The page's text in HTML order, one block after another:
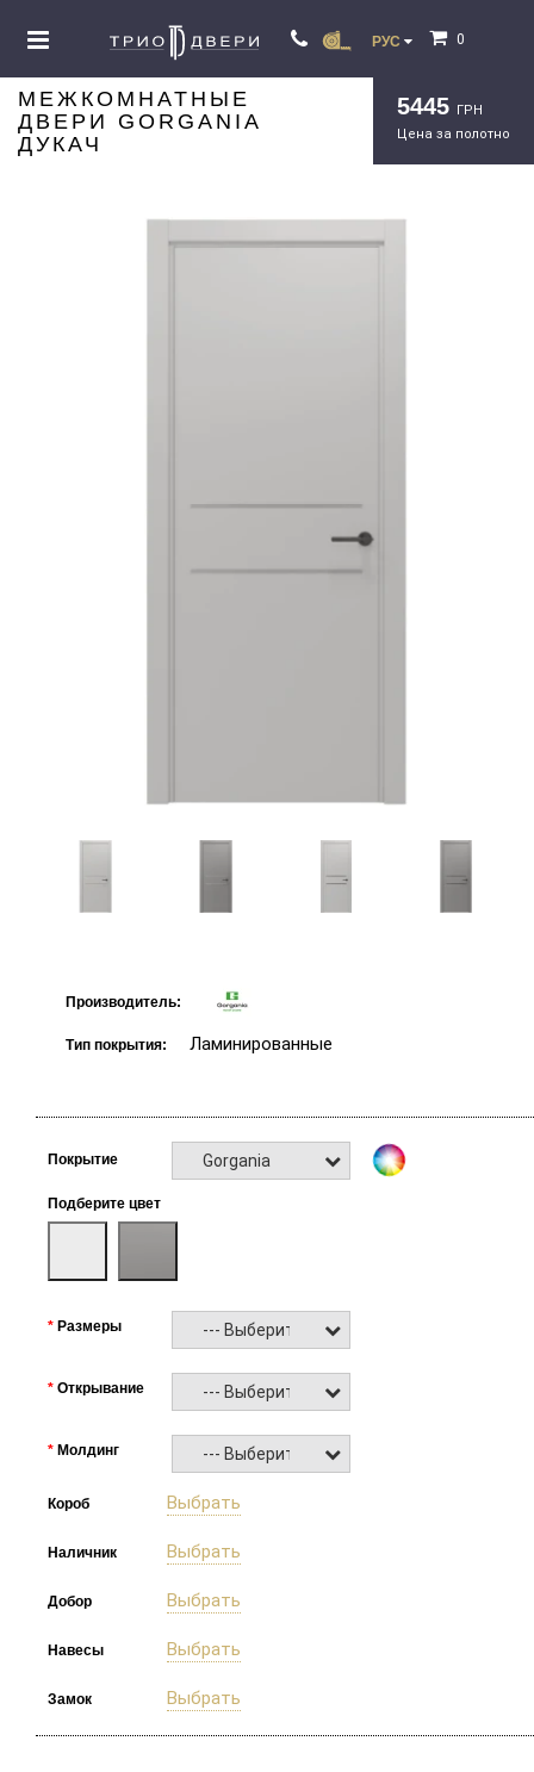
РУС 0
МЕЖКОМНАТНЫЕ
ДВЕРИ GORGANIA
ДУКАЧ
5445 ГРН
Цена за полотно
Производитель:
Тип покрытия: Ламинированные
Покрытие Gorgania
Подберите цвет
Размеры --- Выберите ---
Открывание --- Выберите ---
Молдинг --- Выберите ---
Короб Выбрать
Наличник Выбрать
Добор Выбрать
Навесы Выбрать
Замок Выбрать